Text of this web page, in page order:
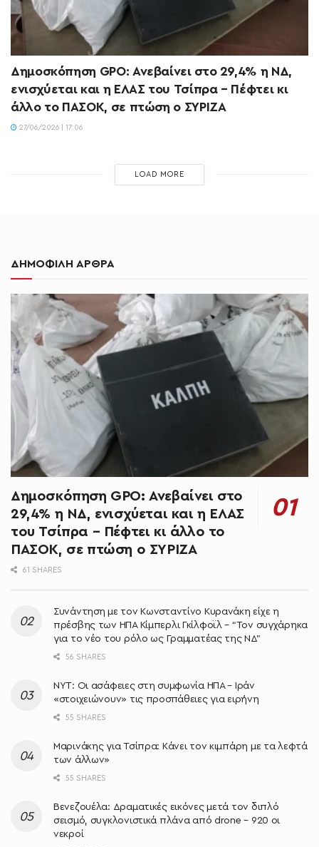
Δημοσκόπηση GPO: Ανεβαίνει στο 29,4% η ΝΔ,
ενισχύεται και η ΕΛΑΣ του Τσίπρα – Πέφτει κι
άλλο το ΠΑΣΟΚ, σε πτώση ο ΣΥΡΙΖΑ
27/06/2026 | 17:06
LOAD MORE
ΔΗΜΟΦΙΛΗ ΑΡΘΡΑ
Δημοσκόπηση GPO: Ανεβαίνει στο
29,4% η ΝΔ, ενισχύεται και η ΕΛΑΣ
του Τσίπρα – Πέφτει κι άλλο το
ΠΑΣΟΚ, σε πτώση ο ΣΥΡΙΖΑ
61 SHARES
Συνάντηση με τον Κωνσταντίνο Κυρανάκη είχε η
πρέσβης των ΗΠΑ Κίμπερλι Γκίλφοϊλ – “Τον συγχάρηκα
για το νέο του ρόλο ως Γραμματέας της ΝΔ”
56 SHARES
NYT: Οι ασάφειες στη συμφωνία ΗΠΑ – Ιράν
«στοιχειώνουν» τις προσπάθειες για ειρήνη
55 SHARES
Μαρινάκης για Τσίπρα: Κάνει τον κιμπάρη με τα λεφτά
των άλλων»
55 SHARES
Βενεζουέλα: Δραματικές εικόνες μετά τον διπλό
σεισμό, συγκλονιστικά πλάνα από drone – 920 οι
νεκροί